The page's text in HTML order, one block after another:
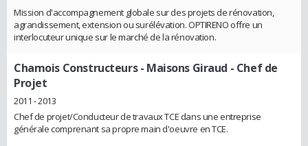
Mission d'accompagnement globale sur des projets de rénovation,
agrandissement, extension ou surélévation. OPTIRENO offre un
interlocuteur unique sur le marché de la rénovation.
Chamois Constructeurs - Maisons Giraud - Chef de
Projet
2011 - 2013
Chef de projet/Conducteur de travaux TCE dans une entreprise
générale comprenant sa propre main d'oeuvre en TCE.